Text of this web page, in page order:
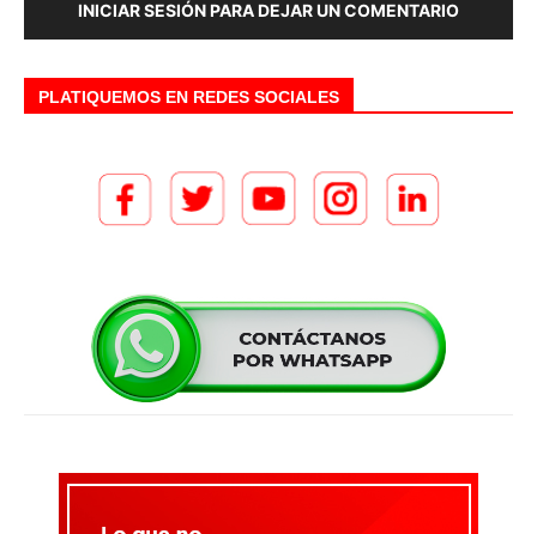
INICIAR SESIÓN PARA DEJAR UN COMENTARIO
PLATIQUEMOS EN REDES SOCIALES